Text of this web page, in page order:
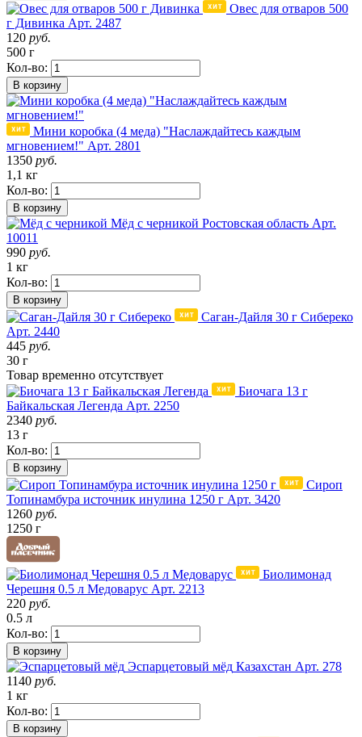
Овес для отваров 500
г Дивинка Арт. 2487
120 руб.
500 г
Кол-во:
В корзину
Мини коробка (4 меда) "Наслаждайтесь каждым
мгновением!" Арт. 2801
1350 руб.
1,1 кг
Кол-во:
В корзину
Мёд с черникой Ростовская область Арт.
10011
990 руб.
1 кг
Кол-во:
В корзину
Саган-Дайля 30 г Сибереко
Арт. 2440
445 руб.
30 г
Товар временно отсутствует
Биочага 13 г
Байкальская Легенда Арт. 2250
2340 руб.
13 г
Кол-во:
В корзину
Сироп
Топинамбура источник инулина 1250 г Арт. 3420
1260 руб.
1250 г
Биолимонад
Черешня 0.5 л Медоварус Арт. 2213
220 руб.
0.5 л
Кол-во:
В корзину
Эспарцетовый мёд Казахстан Арт. 278
1140 руб.
1 кг
Кол-во:
В корзину